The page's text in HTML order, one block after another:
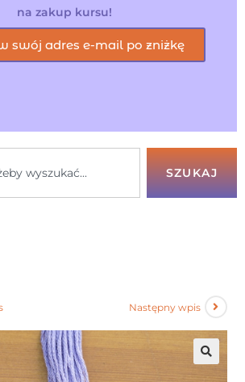
na zakup kursu!
swój adres e-mail po zniżkę
SZUKAJ
Następny wpis